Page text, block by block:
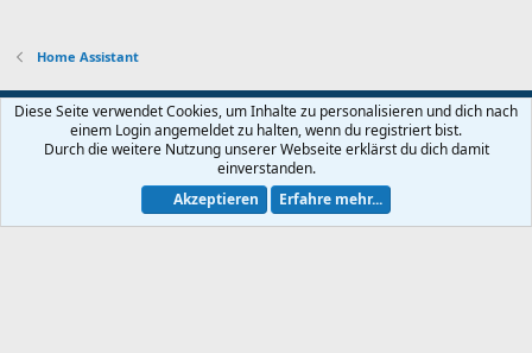
Home Assistant
Default-Theme
Nutzungsbedingungen
Datenschutz Hilfe und Impressum Start
Community platform by XenForo® © 2010-2026 XenForo Ltd.
Diese Seite verwendet Cookies, um Inhalte zu personalisieren und dich nach
einem Login angemeldet zu halten, wenn du registriert bist.
Durch die weitere Nutzung unserer Webseite erklärst du dich damit
einverstanden.
Akzeptieren
Erfahre mehr...